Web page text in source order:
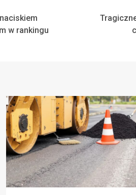
w rankingu